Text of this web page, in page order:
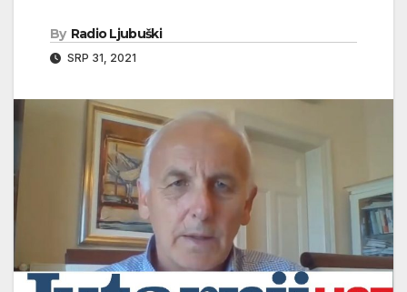
By Radio Ljubuški
SRP 31, 2021